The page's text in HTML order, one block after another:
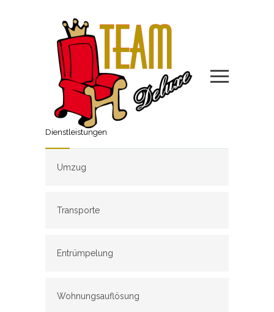
Dienstleistungen
Umzug
Transporte
Entrümpelung
Wohnungsauflösung